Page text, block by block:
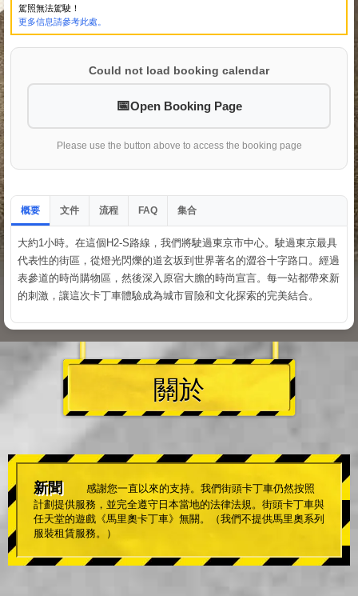
駕照無法駕駛！
更多信息請參考此處。
Could not load booking calendar
Open Booking Page
Please use the button above to access the booking page
概要 文件 流程 FAQ 集合
大約1小時。在這個H2-S路線，我們將駛過東京市中心。駛過東京最具
代表性的街區，從燈光閃爍的道玄坂到世界著名的澀谷十字路口。經過
表參道的時尚購物區，然後深入原宿大膽的時尚宣言。每一站都帶來新
的刺激，讓這次卡丁車體驗成為城市冒險和文化探索的完美結合。
關於
新聞
感謝您一直以來的支持。我們街頭卡丁車仍然按照
計劃提供服務，並完全遵守日本當地的法律法規。街頭卡丁車與
任天堂的遊戲《馬里奧卡丁車》無關。（我們不提供馬里奧系列
服裝租賃服務。）